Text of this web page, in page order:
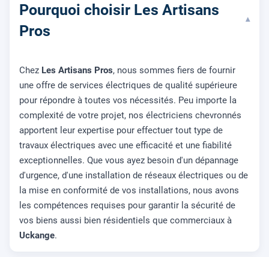
Pourquoi choisir Les Artisans
Pros
▾
Chez Les Artisans Pros, nous sommes fiers de fournir
une offre de services électriques de qualité supérieure
pour répondre à toutes vos nécessités. Peu importe la
complexité de votre projet, nos électriciens chevronnés
apportent leur expertise pour effectuer tout type de
travaux électriques avec une efficacité et une fiabilité
exceptionnelles. Que vous ayez besoin d'un dépannage
d'urgence, d'une installation de réseaux électriques ou de
la mise en conformité de vos installations, nous avons
les compétences requises pour garantir la sécurité de
vos biens aussi bien résidentiels que commerciaux à
Uckange.